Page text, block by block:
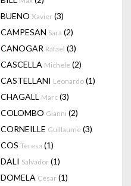
BUENO Xavier (3)
CAMPESAN Sara (2)
CANOGAR Rafael (3)
CASCELLA Michele (2)
CASTELLANI Leonardo (1)
CHAGALL Marc (3)
COLOMBO Gianni (2)
CORNEILLE Guillaume (3)
COS Teresa (1)
DALI Salvador (1)
DOMELA César (1)